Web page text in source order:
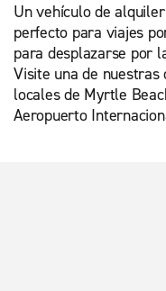
Un vehículo de
perfecto para viajes
para desplazarse por
Visite una de
locales de Myrtle
Aeropuerto